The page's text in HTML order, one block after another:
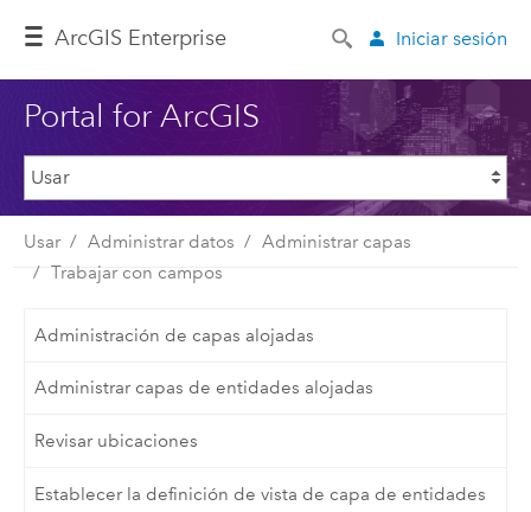
ArcGIS Enterprise Iniciar sesión
Portal for ArcGIS
Usar Administrar datos
Administrar capas
Trabajar con campos
Administración de capas alojadas
Administrar capas de entidades alojadas
Revisar ubicaciones
Establecer la definición de vista de capa de entidades